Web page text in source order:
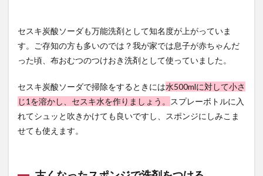
セスキ炭酸ソーダも万能洗剤として知名度が上がっていま
す。ご存知の方も多いのでは？我が家では息子が赤ちゃんだ
った頃、布おむつのつけおき洗剤として使っていました。
セスキ炭酸ソーダで掃除をするときには水500mlに対して小さ
じ1を溶かし、セスキ水を作りましょう。
スプレーボトルに入
れてシュッと吹きかけても良いですし、スポンジにしみこま
せても使えます。